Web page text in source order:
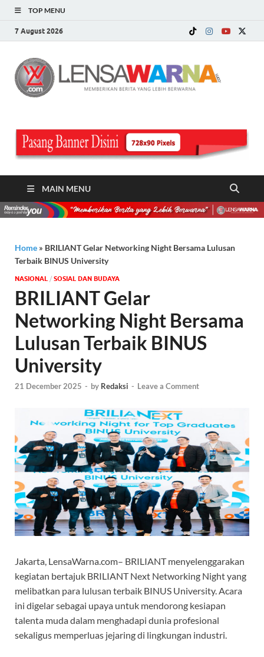
TOP MENU
7 August 2026
MAIN MENU
Home » BRILIANT Gelar Networking Night Bersama Lulusan
Terbaik BINUS University
NASIONAL / SOSIAL DAN BUDAYA
BRILIANT Gelar
Networking Night Bersama
Lulusan Terbaik BINUS
University
21 December 2025 - by Redaksi - Leave a Comment
Jakarta, LensaWarna.com– BRILIANT menyelenggarakan
kegiatan bertajuk BRILIANT Next Networking Night yang
melibatkan para lulusan terbaik BINUS University. Acara
ini digelar sebagai upaya untuk mendorong kesiapan
talenta muda dalam menghadapi dunia profesional
sekaligus memperluas jejaring di lingkungan industri.